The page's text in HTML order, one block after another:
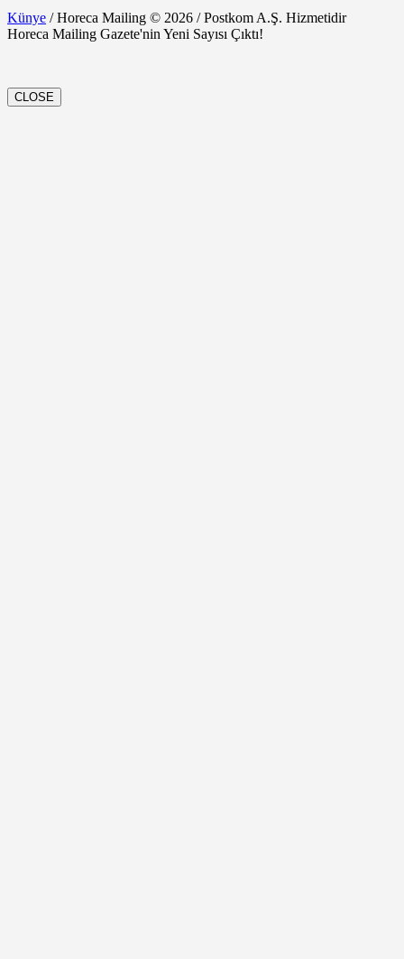
Künye / Horeca Mailing © 2026 / Postkom A.Ş. Hizmetidir
Horeca Mailing Gazete'nin Yeni Sayısı Çıktı!
CLOSE